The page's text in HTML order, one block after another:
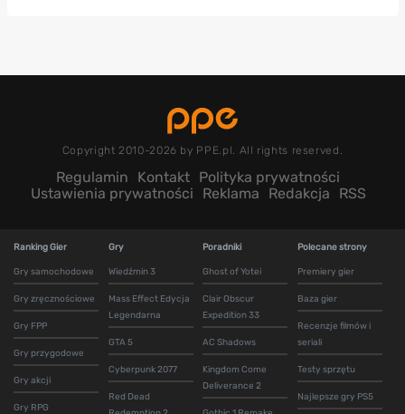
Copyright 2010-2026 by PPE.pl. All rights reserved.
Regulamin Kontakt Polityka prywatności
Ustawienia prywatności
Reklama Redakcja RSS
Ranking Gier
Gry samochodowe
Gry zręcznościowe
Gry FPP
Gry przygodowe
Gry akcji
Gry RPG
Gry
Wiedźmin 3
Mass Effect Edycja
Legendarna
GTA 5
Cyberpunk 2077
Red Dead
Poradniki
Ghost of Yotei
Clair Obscur
Expedition 33
AC Shadows
Kingdom Come
Deliverance 2
Polecane strony
Premiery gier
Baza gier
Recenzje filmów i
seriali
Testy sprzętu
Najlepsze gry PS5